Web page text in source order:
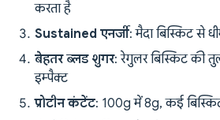
करता है
Sustained एनर्जी: मैदा बिस्किट से
बेहतर ब्लड शुगर: रेगुलर बिस्किट की
इम्पैक्ट
प्रोटीन कंटेंट: 100g में 8g, कई